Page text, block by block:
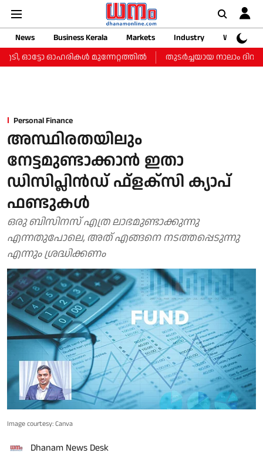
News Business Kerala Markets Industry
Web
ഓട്ടോ ഓഹരികള്‍ മുന്നേറ്റത്തില്‍
തുടർച്ചയായ നാലാം
Personal Finance
അസ്ഥിരതയിലും
നേട്ടമുണ്ടാക്കാന്‍ ഇതാ
ഡിസിപ്ലിന്‍ഡ് ഫ്‌ളക്‌സി ക്യാപ്
ഫണ്ടുകള്‍
ഒരു ബിസിനസ് എത്ര ലാഭമുണ്ടാക്കുന്നു
എന്നതുപോലെ, അത് എങ്ങനെ നടത്തപ്പെടുന്നു
എന്നും ശ്രദ്ധിക്കണം
Image courtesy: Canva
Dhanam News Desk